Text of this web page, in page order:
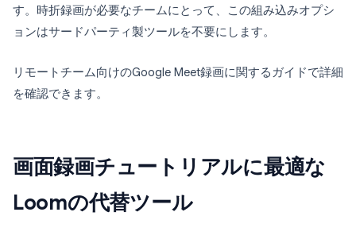
す。時折録画が必要なチームにとって、この組み込みオプシ
ョンはサードパーティ製ツールを不要にします。
リモートチーム向けのGoogle Meet録画に関するガイドで詳細
を確認できます。
画面録画チュートリアルに最適な
Loomの代替ツール